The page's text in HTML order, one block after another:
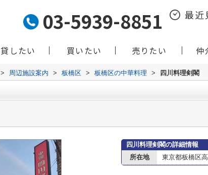
03-5939-8851 最近
貸したい 買いたい 売りたい 仲
> 周辺施設案内 > 板橋区 > 板橋区の中華料理 > 四川料理剣閣
四川料理剣閣の詳細情報
所在地
東京都板橋区